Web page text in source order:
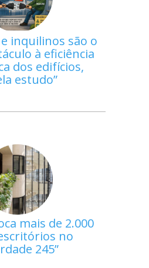
inquilinos são o
à eficiência
dos edifícios,
estudo
mais de 2.000
no
245